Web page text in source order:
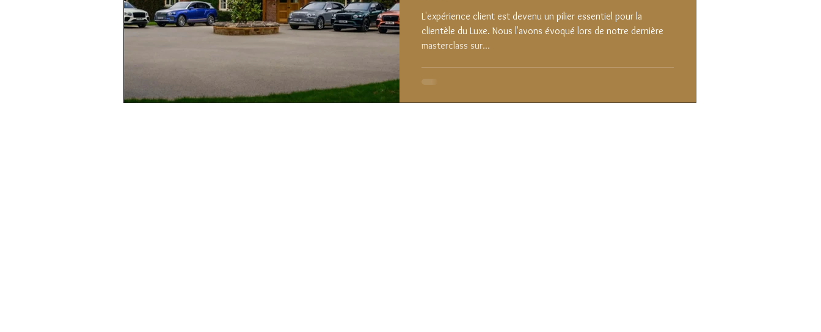
L'expérience client est devenu un pilier essentiel pour la
clientèle du Luxe. Nous l'avons évoqué lors de notre dernière
masterclass sur...